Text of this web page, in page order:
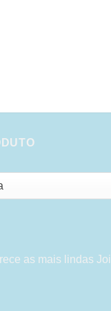
as mais lindas